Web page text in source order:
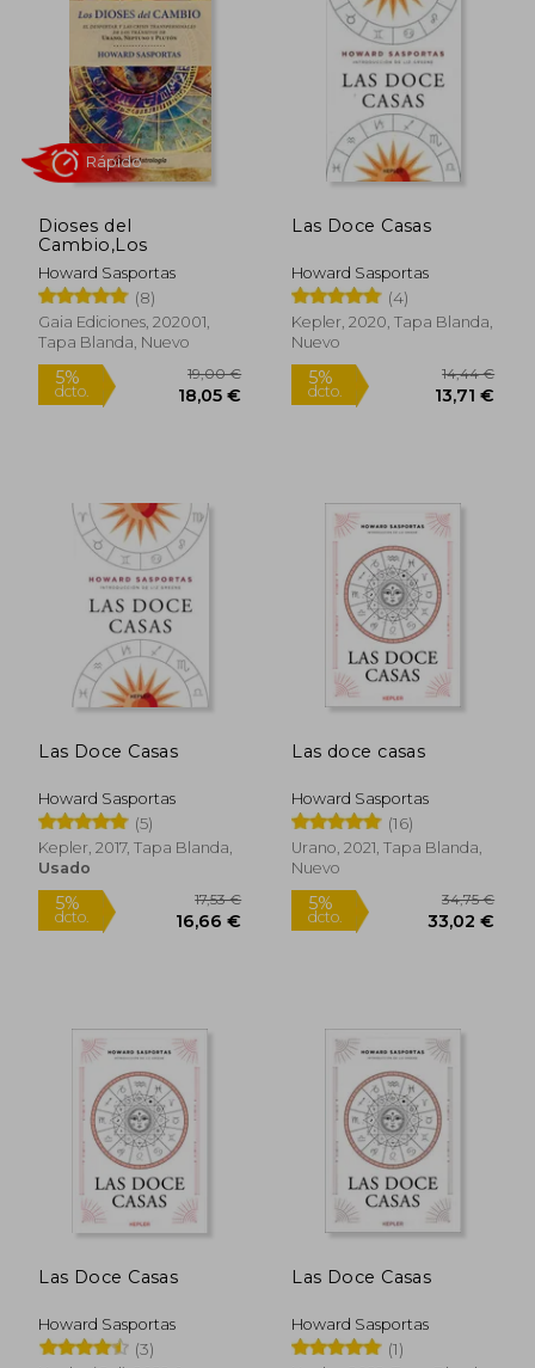
Dioses del
Cambio,Los
Howard Sasportas
(8)
Gaia Ediciones, 202001,
Tapa Blanda, Nuevo
5%
dcto.
Rápido
Las Doce Casas
Howard Sasportas
(4)
Kepler, 2020, Tapa Blanda,
Nuevo
5%
dcto.
Las Doce Casas
Howard Sasportas
(5)
Kepler, 2017, Tapa Blanda,
Usado
5%
dcto. 16,66 €
Las doce casas
Howard Sasportas
(16)
Urano, 2021, Tapa Blanda,
Nuevo
5%
dcto.
Las Doce Casas
Howard Sasportas
(3)
Las Doce Casas
Howard Sasportas
(1)